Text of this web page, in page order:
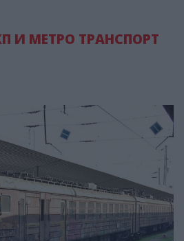
И МЕТРО ТРАНСПОРТ